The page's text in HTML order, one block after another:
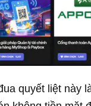
quyết liệt này